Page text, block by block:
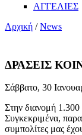
ΑΓΓΕΛΙΕΣ
Αρχική /News
ΔΡΑΣΕΙΣ
Σάββατο, 30
Στην διανομή
Συγκεκριμένα,
συμπολίτες μας